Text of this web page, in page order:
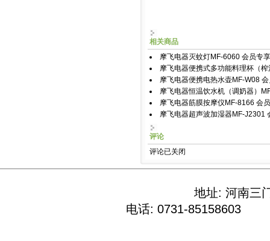
相关商品
摩飞电器灭蚊灯MF-6060 会员专
摩飞电器便携式多功能料理杯（
摩飞电器便携电热水壶MF-W08
摩飞电器恒温饮水机（调奶器）
摩飞电器筋膜按摩仪MF-8166 会
摩飞电器超声波加湿器MF-J2301
评论
评论已关闭
地址: 河南
电话: 0731-85158603